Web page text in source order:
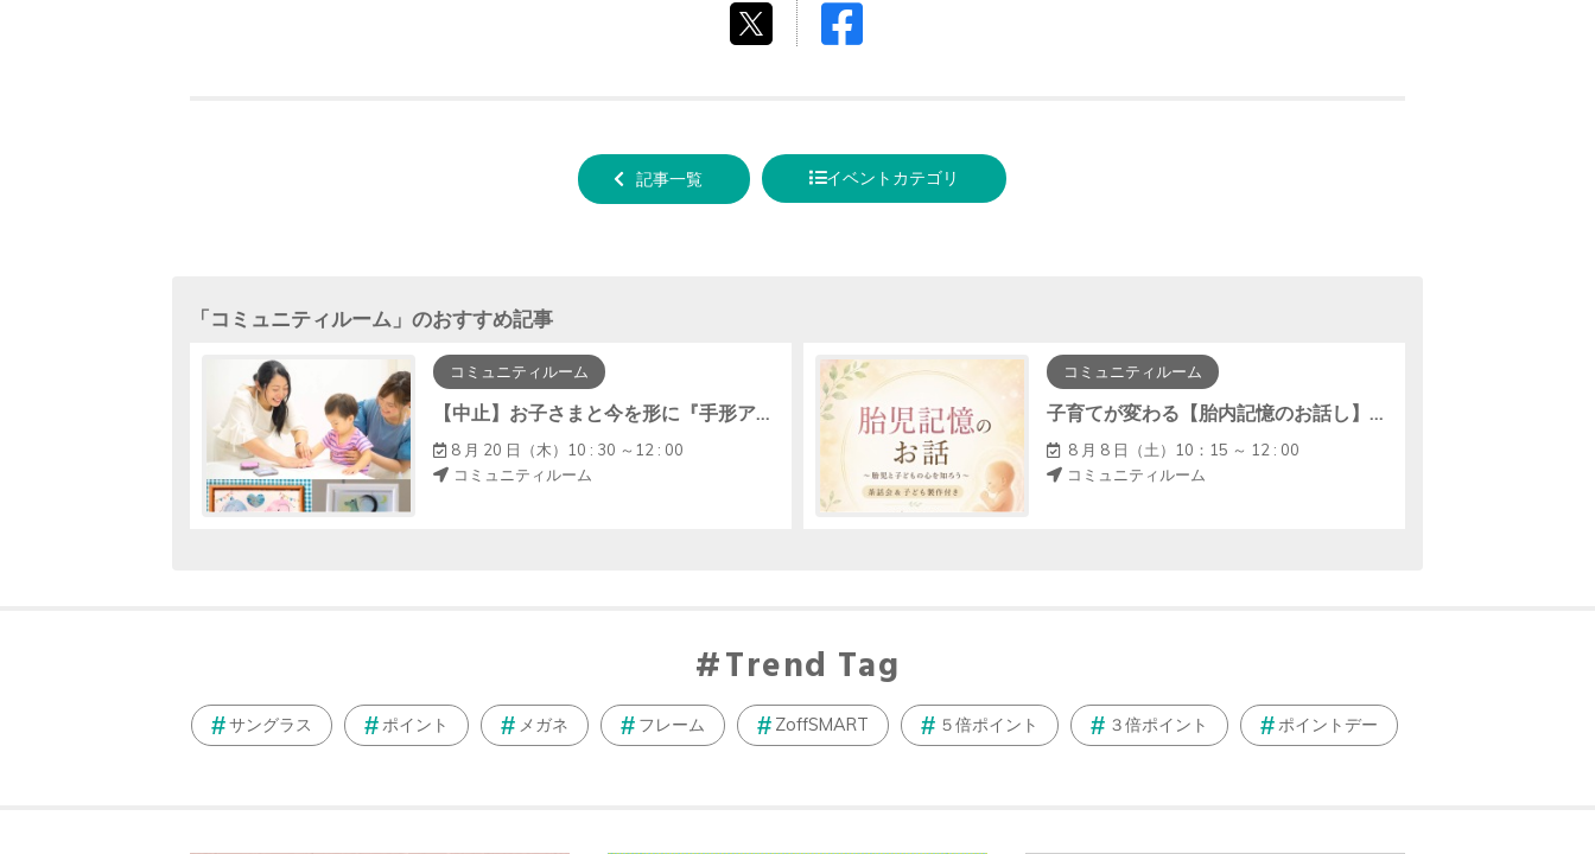
する
記事一覧 イベントカテゴリ
「コミュニティルーム 」のおすすめ記事
コミュニティルーム
【中止】お子さまと今を形に『手形アート・ﾌｧｰｽﾄｶｯﾄｱｰﾄ』
8 月 20 日（木）10 : 30 ～12 : 00
コミュニティルーム
コミュニティルーム
子育てが変わる【胎内記憶のお話し】〜胎児と子どもの心を知ろう〜
8 月 8 日（土）10：15 ～ 12 : 00
コミュニティルーム
Trend Tag
サングラス ポイント メガネ フレーム ZoffSMART ５倍ポイント ３倍ポイント ポイントデー